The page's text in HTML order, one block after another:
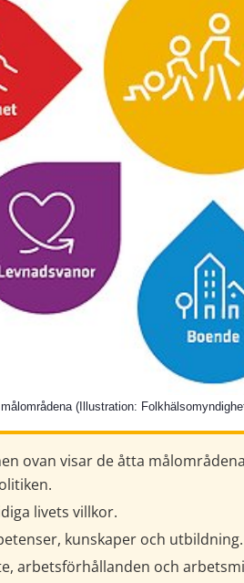
(Illustration:
ovan visar de åtta
livets villkor.
kunskaper och utbildning.
arbetsförhållanden och